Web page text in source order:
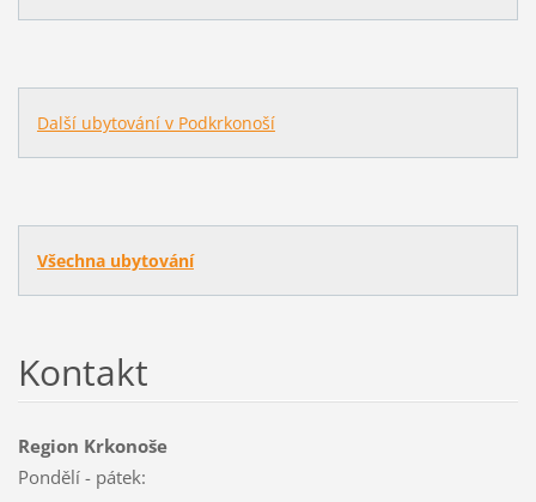
Další ubytování v Podkrkonoší
Všechna ubytování
Kontakt
Region Krkonoše
Pondělí - pátek: